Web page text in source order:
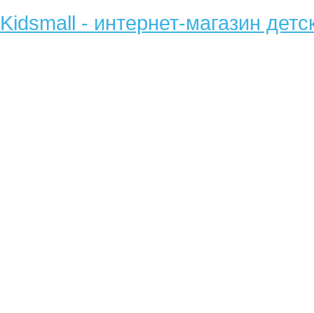
Kidsmall - интернет-магазин